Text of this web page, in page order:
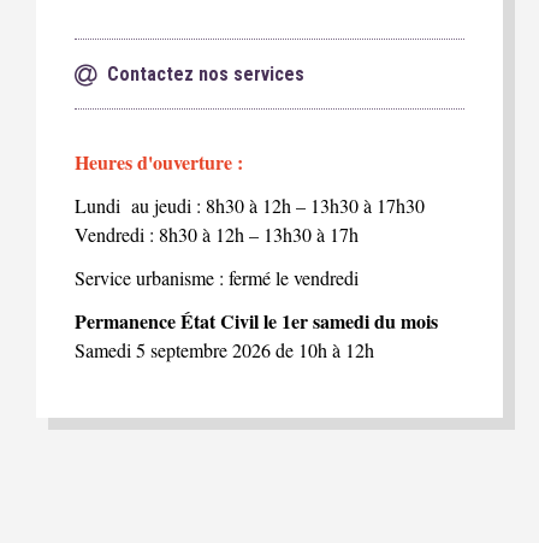
Contactez nos services
Heures d'ouverture :
Lundi au jeudi : 8h30 à 12h – 13h30 à 17h30
Vendredi : 8h30 à 12h – 13h30 à 17h
Service urbanisme : fermé le vendredi
Permanence État Civil le 1er samedi du mois
Samedi 5 septembre 2026 de 10h à 12h